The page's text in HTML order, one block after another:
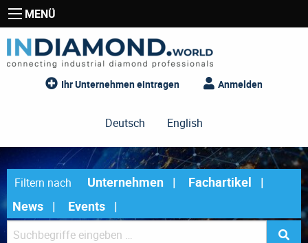
MENÜ
Ihr Unternehmen eintragen Anmelden
Deutsch English
Filtern nach Unternehmen
Fachartikel
News
Events